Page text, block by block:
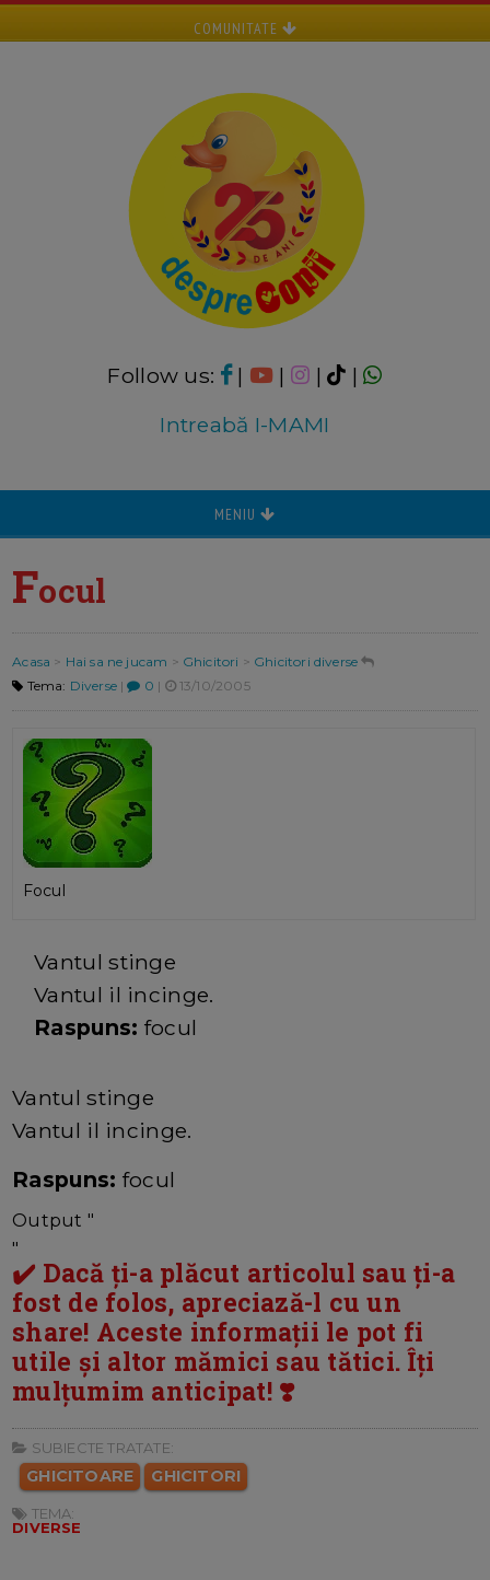
COMUNITATE
Follow us: | | |
|
Intreabă I-MAMI
MENIU
Focul
Acasa > Hai sa ne jucam > Ghicitori > Ghicitori diverse
Tema: Diverse| 0 | 13/10/2005
Focul
Vantul stinge
Vantul il incinge.
Raspuns: focul
Vantul stinge
Vantul il incinge.
Raspuns: focul
Output "
"
✔️ Dacă ți-a plăcut articolul sau ți-a
fost de folos, apreciază-l cu un
share! Aceste informații le pot fi
utile și altor mămici sau tătici. Îți
mulțumim anticipat! ❣️
SUBIECTE TRATATE:
GHICITOARE GHICITORI
TEMA:
DIVERSE